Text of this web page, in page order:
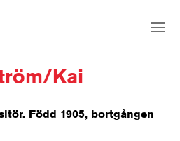
Kai
Född 1905, bortgången